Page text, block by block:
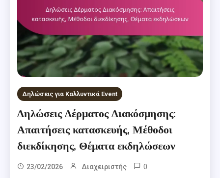
Δηλώσεις για Καλλυντικά Event
Δηλώσεις Δέρματος Διακόσμησης:
Απαιτήσεις κατασκευής, Μέθοδοι
διεκδίκησης, Θέματα εκδηλώσεων
23/02/2026 Διαχειριστής 0